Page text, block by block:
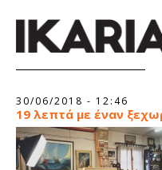
30/06/2018 - 12:46
19 λεπτά με έναν